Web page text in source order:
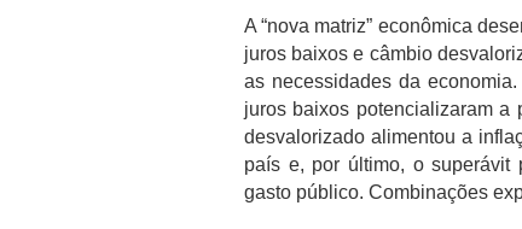
A “nova matriz” econômica
juros baixos e câmbio
as necessidades da
juros baixos potencializaram a
desvalorizado alimentou a
país e, por último, o superávit
gasto público. Combinações